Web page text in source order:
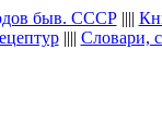
быв. СССР||||
|||| Словари,